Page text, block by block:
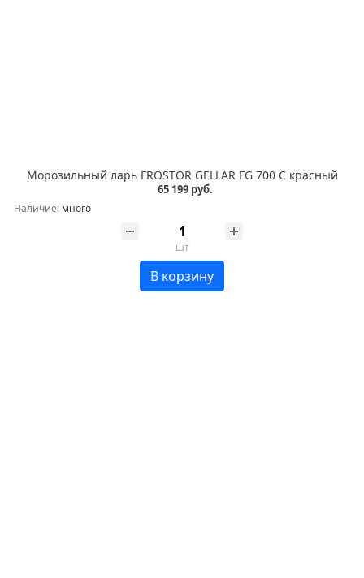
Морозильный ларь FROSTOR GELLAR FG 700 C красный
65 199 руб.
Наличие: много
шт
В корзину